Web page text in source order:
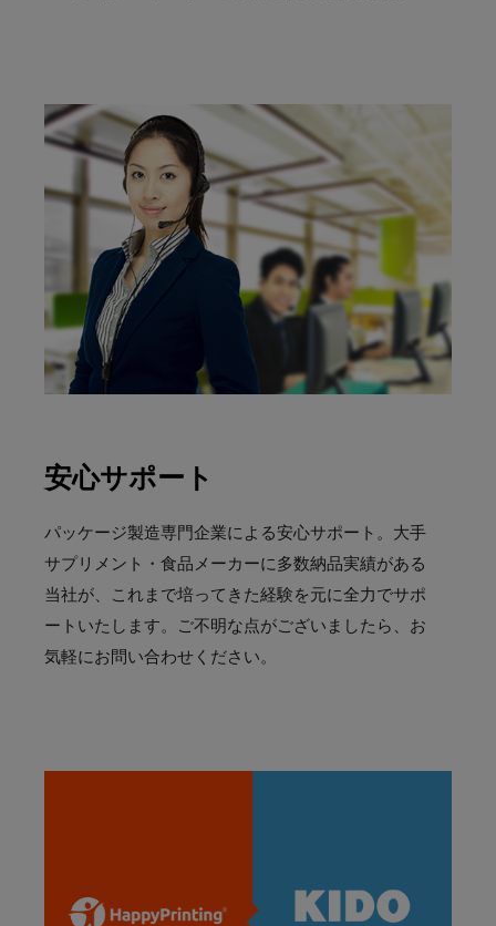
安心サポート
パッケージ製造専門企業による安心サポート。大手
サプリメント・食品メーカーに多数納品実績がある
当社が、これまで培ってきた経験を元に全力でサポ
ートいたします。ご不明な点がございましたら、お
気軽にお問い合わせください。